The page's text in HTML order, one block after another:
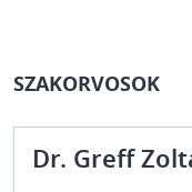
SZAKORVOSOK
Dr. Greff